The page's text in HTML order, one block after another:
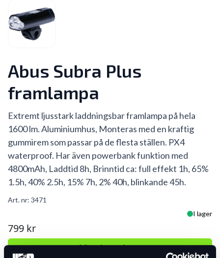
Abus Subra Plus
framlampa
Extremt ljusstark laddningsbar framlampa på hela
1600 lm. Aluminiumhus, Monteras med en kraftig
gummirem som passar på de flesta ställen. PX4
waterproof. Har även powerbank funktion med
4800mAh, Laddtid 8h, Brinntid ca: full effekt 1h, 65%
1.5h, 40% 2.5h, 15% 7h, 2% 40h, blinkande 45h.
Art. nr: 3471
I lager
799 kr
Lägg i varukorg